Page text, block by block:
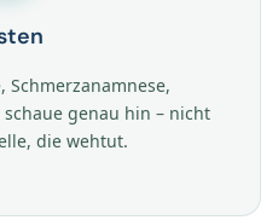
Schmerzanamnese,
genau hin – nicht
die wehtut.